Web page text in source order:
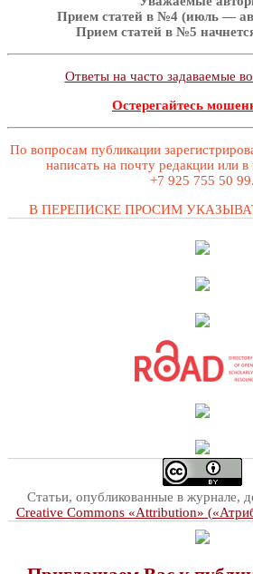
Прием статей в №4 (июль —
Прием статей в №5
Ответы на часто задаваемые
Остерегайтесь
По вопросам публикации
написать на почту редакции или
+7 925 755 50 99.
В ПЕРЕПИСКЕ ПРОСИМ
Статьи, опубликованные в журнале,
Creative Commons «Attribution»